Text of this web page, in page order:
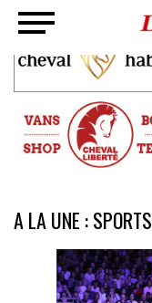
A LA UNE : SPORTS